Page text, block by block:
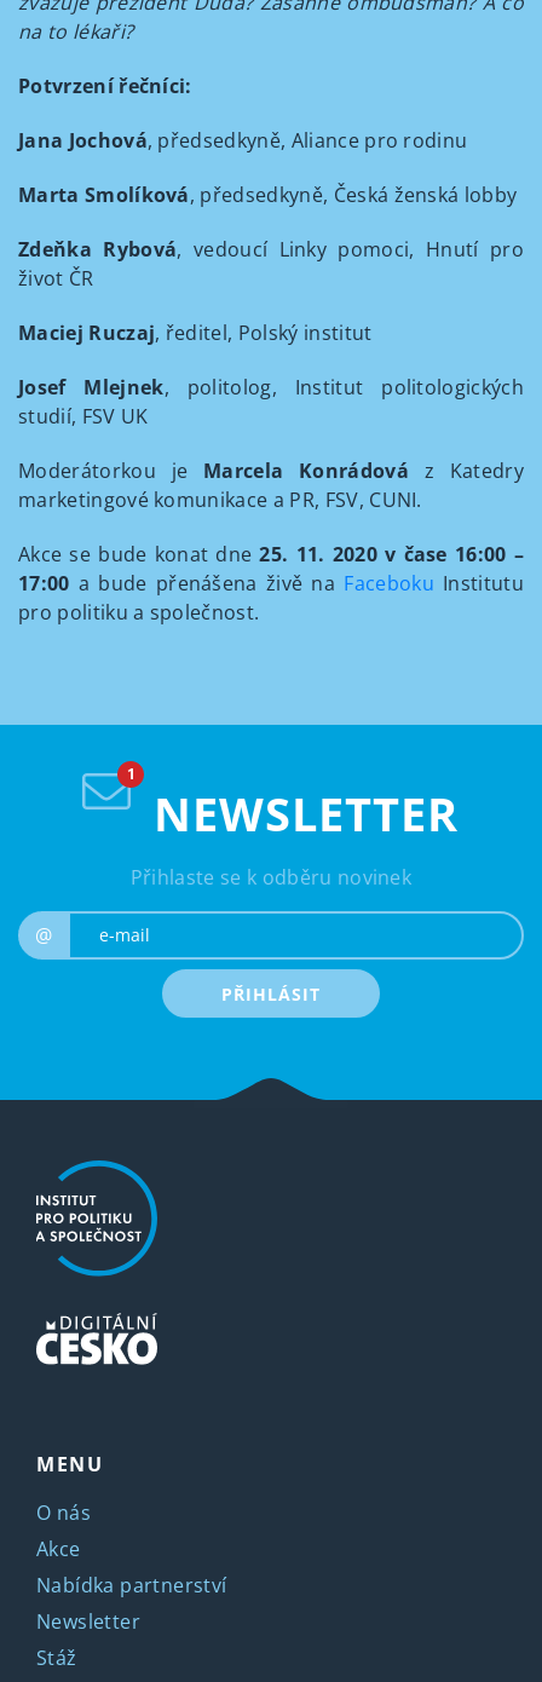
na to lékaři?
Potvrzení řečníci:
Jana Jochová, předsedkyně, Aliance pro rodinu
Marta Smolíková, předsedkyně, Česká ženská lobby
Zdeňka Rybová, vedoucí Linky pomoci, Hnutí pro
život ČR
Maciej Ruczaj, ředitel, Polský institut
Josef Mlejnek, politolog, Institut politologických
studií, FSV UK
Moderátorkou je Marcela Konrádová z Katedry
marketingové komunikace a PR, FSV, CUNI.
Akce se bude konat dne25. 11. 2020 v čase 16:00 –
17:00 a bude přenášena živě na Faceboku Institutu
pro politiku a společnost.
NEWSLETTER
Přihlaste se k odběru novinek
@
PŘIHLÁSIT
MENU
O nás
Akce
Nabídka partnerství
Newsletter
Stáž